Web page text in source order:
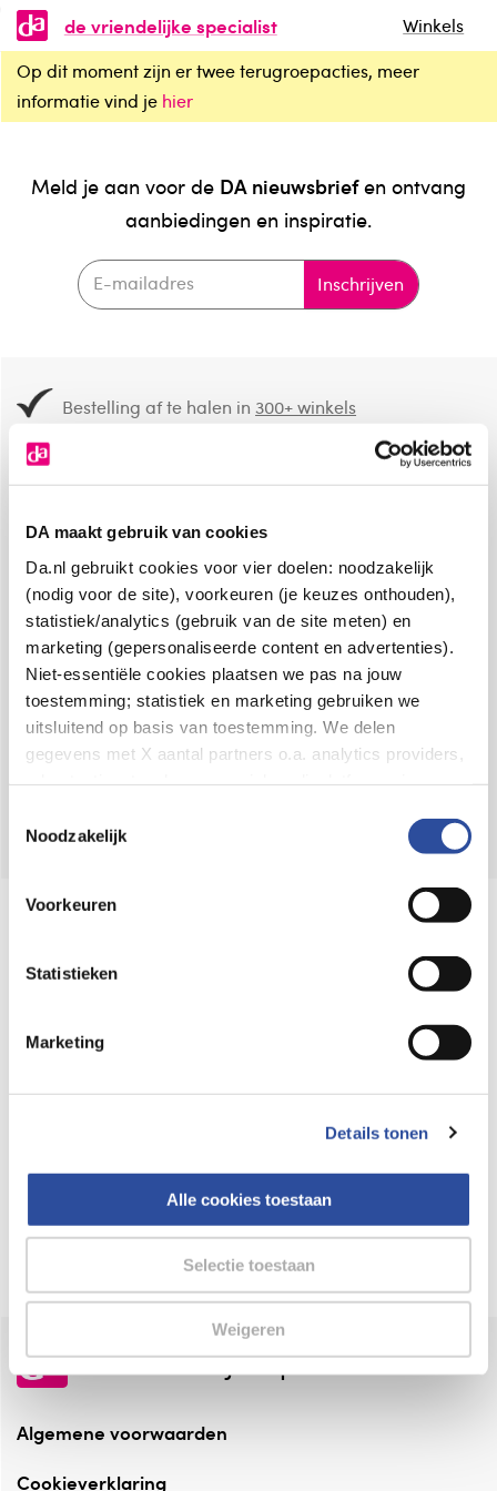
DA maakt gebruik van cookies
Da.nl gebruikt cookies voor vier doelen: noodzakelijk
(nodig voor de site), voorkeuren (je keuzes onthouden),
statistiek/analytics (gebruik van de site meten) en
marketing (gepersonaliseerde content en advertenties).
Niet-essentiële cookies plaatsen we pas na jouw
toestemming; statistiek en marketing gebruiken we
uitsluitend op basis van toestemming. We delen
gegevens met X aantal partners o.a. analytics providers,
en de bewaartermijnen per categorie. Je kunt je keuze op
gegevensverwerking staat in de
Privacyverklaring
Noodzakelijk
Voorkeuren
Statistieken
Marketing
Details tonen
Alle cookies toestaan
Selectie toestaan
Weigeren
de vriendelijke specialist
Winkels
Op dit moment zijn er twee terugroepacties, meer
informatie vind je hier
Meld je aan voor de DA nieuwsbriefen ontvang
aanbiedingen en inspiratie.
Inschrijven
Bestelling af te halen in300+ winkels
8.6 uit4.106 reviews
Over DA
Klantenservice
Assortiment
VolgDAop:
Online aanbieder medicijnen
webshop mag verkopen.
⁠Verantwoorde zorg, ⁠ook online.
Altijd onze folder bij de hand
Check onze folders ⁠bij AlleFolders.
de vriendelijke specialist
Algemene voorwaarden
Cookieverklaring